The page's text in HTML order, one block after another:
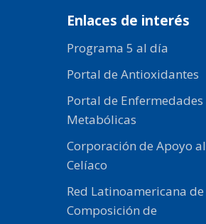
Enlaces de interés
Programa 5 al día
Portal de Antioxidantes
Portal de Enfermedades
Metabólicas
Corporación de Apoyo al
Celíaco
Red Latinoamericana de
Composición de